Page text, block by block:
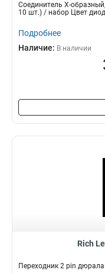
Соединитель X-
10 шт.) / набор Цвет
Подробнее
Наличие: В наличии
Rich
Переходник 2 pin